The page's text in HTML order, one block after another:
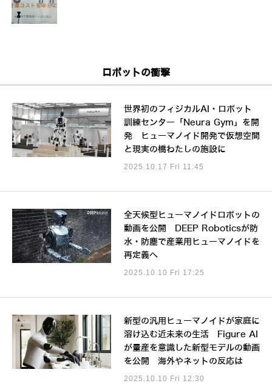
ロボットの衝撃
世界初のフィジカルAI・ロボット
訓練センター「Neura Gym」を開
発 ヒューマノイド開発で仮想空間
と現実の橋わたしの施設に
2025.10.17 Fri 11:45
全天候型ヒューマノイドロボットの
動画を公開 DEEP Roboticsが防
水・防塵で産業用ヒューマノイドを
再定義へ
2025.10.10 Fri 17:25
新型の汎用ヒューマノイドが家庭に
溶け込む近未来の生活 Figure AI
が量産を意識した新型モデルの動画
を公開 海外やネットの反応は
2025.10.10 Fri 12:30